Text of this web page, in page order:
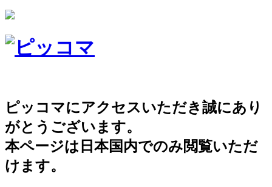
ピッコマにアクセスいただき誠にあり
がとうございます。
本ページは日本国内でのみ閲覧いただ
けます。